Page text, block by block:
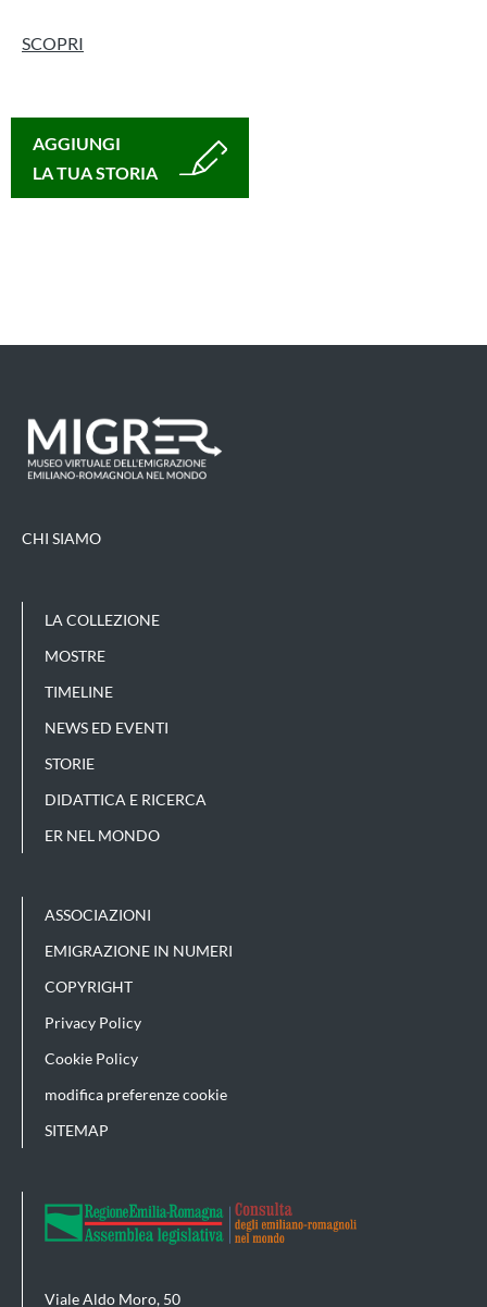
SCOPRI
AGGIUNGI
LA TUA STORIA
CHI SIAMO
LA COLLEZIONE
MOSTRE
TIMELINE
NEWS ED EVENTI
STORIE
DIDATTICA E RICERCA
ER NEL MONDO
ASSOCIAZIONI
EMIGRAZIONE IN NUMERI
COPYRIGHT
Privacy Policy
Cookie Policy
modifica preferenze cookie
SITEMAP
Viale Aldo Moro, 50